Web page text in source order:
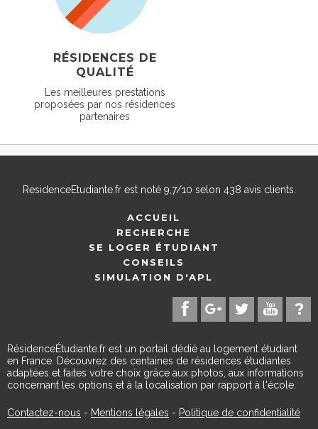
RÉSIDENCES DE
QUALITÉ
Les meilleures prestations
proposées par nos résidences
partenaires
ResidenceEtudiante.frest noté 9,7/10 selon 438 avis clients.
ACCUEIL
RECHERCHE
SE LOGER ÉTUDIANT
CONSEILS
SIMULATION D'APL
RésidenceÉtudiante.fr est un portail dédié au logement étudiant
en France. Découvrez des centaines de résidences étudiantes
adaptées et faites votre choix grâce aux photos, aux informations
concernant les options et à la localisation par rapport à l'école.
Contactez-nous - Mentions légales - Politique de confidentialité